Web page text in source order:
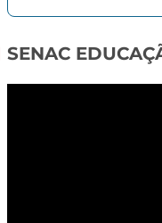
SENAC